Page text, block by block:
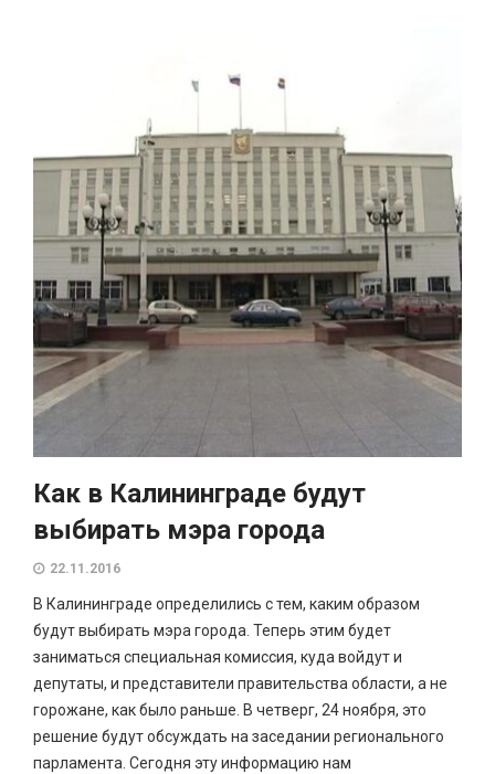
Как в Калининграде будут
выбирать мэра города
22.11.2016
В Калининграде определились с тем, каким образом
будут выбирать мэра города. Теперь этим будет
заниматься специальная комиссия, куда войдут и
депутаты, и представители правительства области, а не
горожане, как было раньше. В четверг, 24 ноября, это
решение будут обсуждать на заседании регионального
парламента. Сегодня эту информацию нам